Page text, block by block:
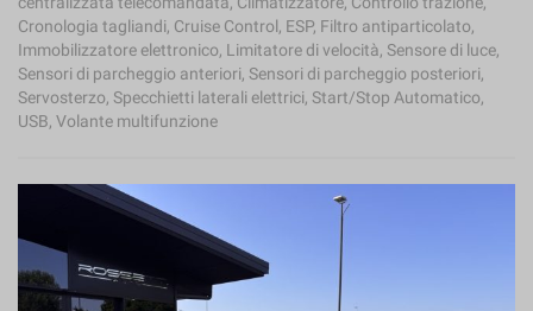
Cronologia tagliandi, Cruise Control, ESP, Filtro antiparticolato,
Immobilizzatore elettronico, Limitatore di velocità, Sensore di luce,
Sensori di parcheggio anteriori, Sensori di parcheggio posteriori,
Servosterzo, Specchietti laterali elettrici, Start/Stop Automatico,
USB, Volante multifunzione